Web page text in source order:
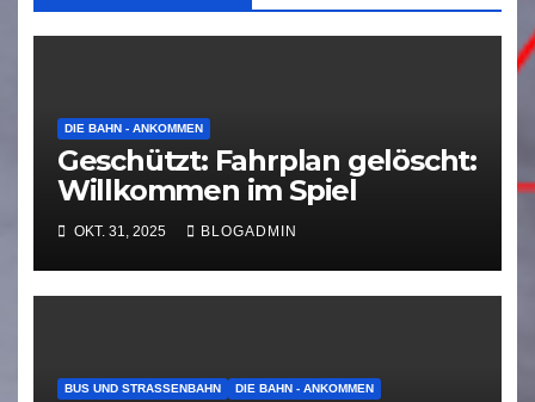
DIE BAHN - ANKOMMEN
Geschützt: Fahrplan gelöscht:
Willkommen im Spiel
OKT. 31, 2025 BLOGADMIN
BUS UND STRASSENBAHN DIE BAHN - ANKOMMEN